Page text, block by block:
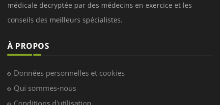
médicale decryptée par des médecins en exercice et les
conseils des meilleurs spécialistes.
À PROPOS
Données personnelles et cookies
Qui sommes-nous